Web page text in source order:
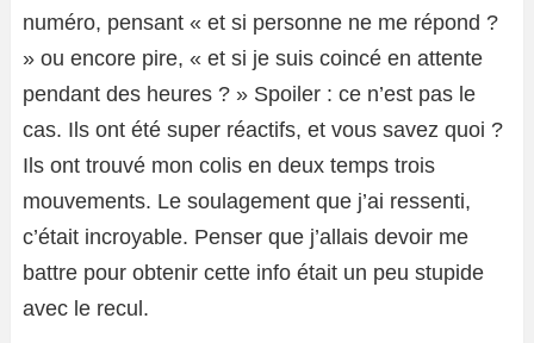
numéro, pensant « et si personne ne me répond ?
» ou encore pire, « et si je suis coincé en attente
pendant des heures ? » Spoiler : ce n’est pas le
cas. Ils ont été super réactifs, et vous savez quoi ?
Ils ont trouvé mon colis en deux temps trois
mouvements. Le soulagement que j’ai ressenti,
c’était incroyable. Penser que j’allais devoir me
battre pour obtenir cette info était un peu stupide
avec le recul.